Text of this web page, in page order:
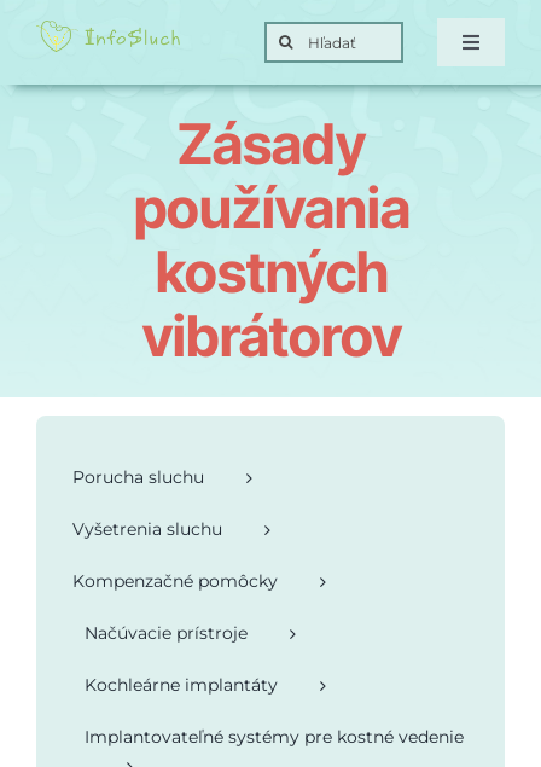
content
Toggle
O nás
Podporte nás
Search
for:
Zásady
používania
kostných
vibrátorov
Porucha sluchu
Vyšetrenia sluchu
Kompenzačné pomôcky
Načúvacie prístroje
Kochleárne implantáty
Implantovateľné systémy pre kostné vedenie